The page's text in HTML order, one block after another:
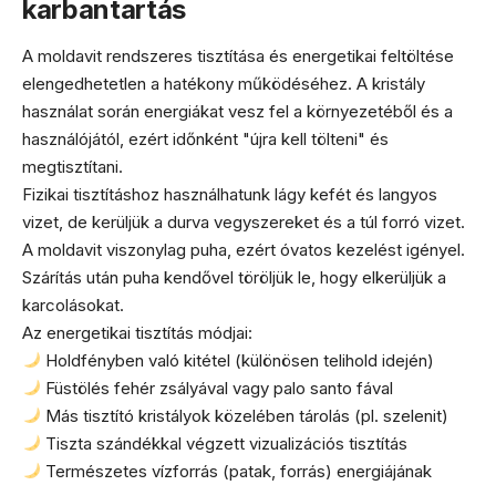
karbantartás
A moldavit rendszeres tisztítása és energetikai feltöltése
elengedhetetlen a hatékony működéséhez. A kristály
használat során energiákat vesz fel a környezetéből és a
használójától, ezért időnként "újra kell tölteni" és
megtisztítani.
Fizikai tisztításhoz használhatunk lágy kefét és langyos
vizet, de kerüljük a durva vegyszereket és a túl forró vizet.
A moldavit viszonylag puha, ezért óvatos kezelést igényel.
Szárítás után puha kendővel töröljük le, hogy elkerüljük a
karcolásokat.
Az energetikai tisztítás módjai:
Holdfényben való kitétel (különösen telihold idején)
Füstölés fehér zsályával vagy palo santo fával
Más tisztító kristályok közelében tárolás (pl. szelenit)
Tiszta szándékkal végzett vizualizációs tisztítás
Természetes vízforrás (patak, forrás) energiájának